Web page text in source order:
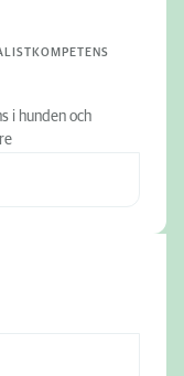
i hunden och